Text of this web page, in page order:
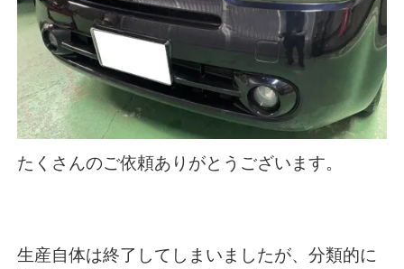
たくさんのご依頼ありがとうございます。
生産自体は終了してしまいましたが、分類的に